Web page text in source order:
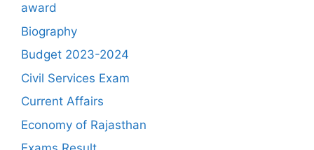
award
Biography
Budget 2023-2024
Civil Services Exam
Current Affairs
Economy of Rajasthan